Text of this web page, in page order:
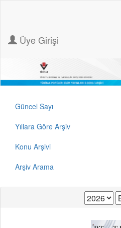
Üye Girişi
Güncel Sayı
Yıllara Göre Arşiv
Konu Arşivi
Arşiv Arama